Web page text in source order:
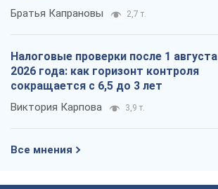
Братья Капрановы 2,7 т.
Налоговые проверки после 1 августа
2026 года: как горизонт контроля
сокращается с 6,5 до 3 лет
Виктория Карпова 3,9 т.
Все мнения